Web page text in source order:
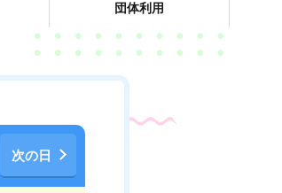
団体利用